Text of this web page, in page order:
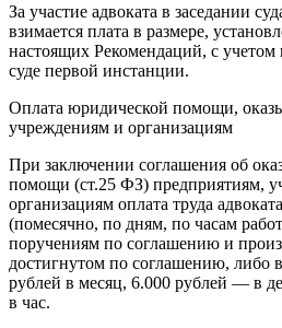
За участие адвоката в заседании
взимается плата в размере,
настоящих Рекомендаций, с учетом
суде первой инстанции.
Оплата юридической помощи,
учреждениям и организациям
При заключении соглашения об
помощи (ст.25 ФЗ) предприятиям,
организациям оплата труда
(помесячно, по дням, по часам
поручениям по соглашению и
достигнутом по соглашению, либо
рублей в месяц, 6.000 рублей — в
в час.